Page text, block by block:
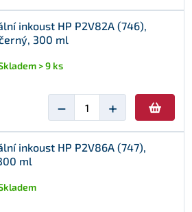
inkoust HP P2V82A (746),
300 ml
> 9 ks
− +
inkoust HP P2V86A (747),
ml